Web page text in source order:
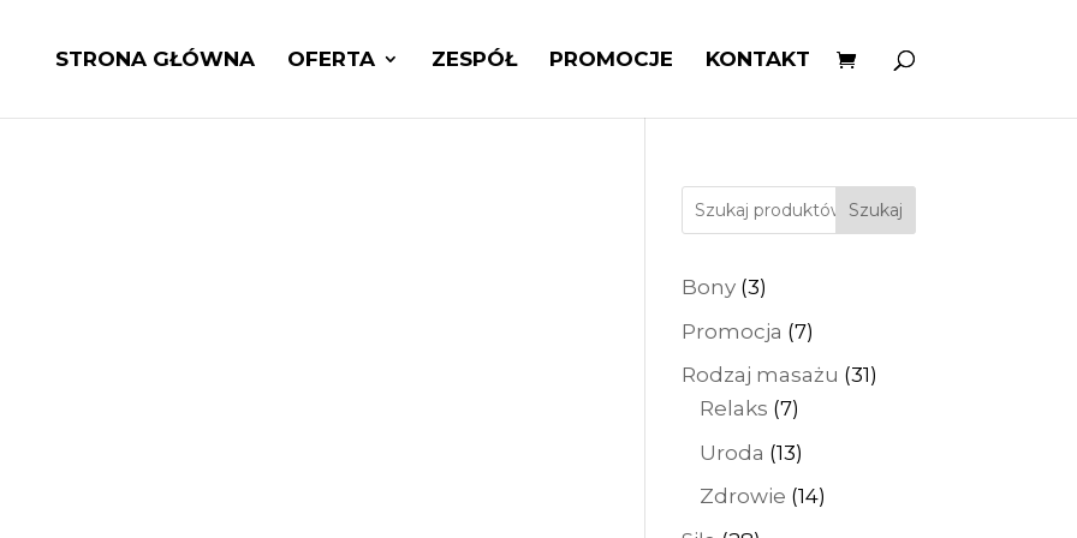
STRONA GŁÓWNA OFERTA ZESPÓŁ PROMOCJE KONTAKT
Szukaj
Bony 33
produkty
Promocja 77
produktów
Rodzaj masażu 3131
Relaks 77
produktów
Uroda 1313
produktów
Zdrowie 1414